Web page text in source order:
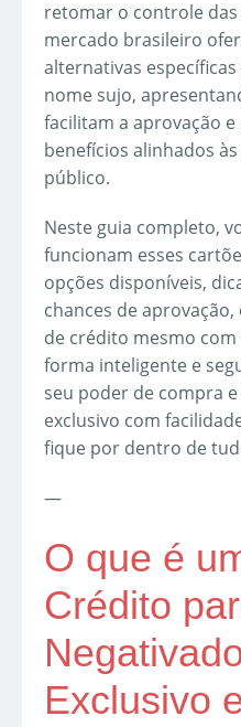
retomar o controle das
mercado brasileiro
alternativas
nome sujo,
facilitam a aprovação
benefícios alinhados
público.
Neste guia completo,
funcionam esses
opções disponíveis,
chances de
de crédito mesmo com
forma inteligente e
seu poder de compra
exclusivo com
fique por dentro de
—
O que é
Crédito
Exclusivo